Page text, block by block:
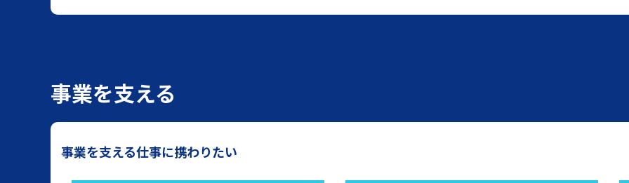
事業を支える
事業を支える仕事に携わりたい